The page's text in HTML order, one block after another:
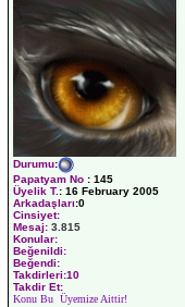
Durumu:
Papatyam No : 145
Üyelik T.: 16 February 2005
Arkadaşları:0
Cinsiyet:
Mesaj: 3.815
Konular:
Beğenildi:
Beğendi:
Takdirleri:10
Takdir Et:
Konu Bu Üyemize Aittir!